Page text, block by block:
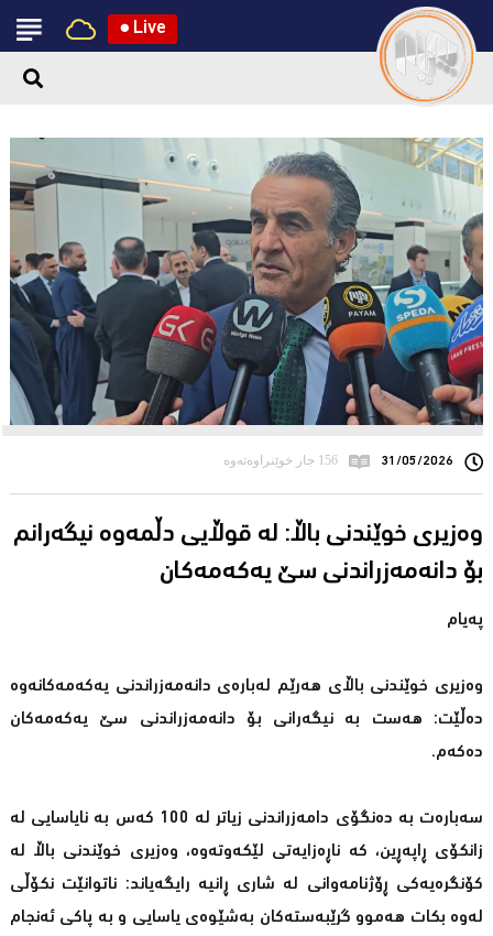
● Live
31/05/2026 156 جار خوێنراوەتەوە
وەزیری خوێندنی باڵا: لە قوڵایی دڵمەوە نیگەرانم
بۆ دانەمەزراندنی سێ یەكەمەكان
پەیام
وەزیری خوێندنی باڵاى هەرێم لەبارەى دانەمەزراندنى یەکەمەکانەوە
دەڵێت: هەست بە نیگەرانی بۆ دانەمەزراندنی سێ یەكەمەكان
دەكەم.
سەبارەت بە دەنگۆی دامەزراندنی زیاتر لە 100 كەس بە نایاسایی لە
زانكۆی ڕاپەڕین، كە ناڕەزایەتی لێكەوتەوە، وەزیری خوێندنی باڵا لە
كۆنگرەیەكی ڕۆژنامەوانی لە شاری ڕانیە رایگەیاند: ناتوانێت نكۆڵی
لەوە بكات هەموو گرێبەستەكان بەشێوەی یاسایی و بە پاكی ئەنجام